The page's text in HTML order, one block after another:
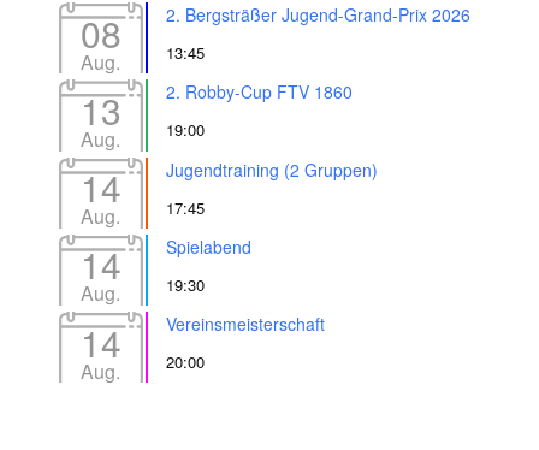
08
Aug.
2. Bergsträßer Jugend-Grand-Prix 2026
13:45
13
Aug.
2. Robby-Cup FTV 1860
19:00
14
Aug.
Jugendtraining (2 Gruppen)
17:45
14
Aug.
Spielabend
19:30
14
Aug.
Vereinsmeisterschaft
20:00